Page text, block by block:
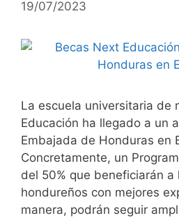
19/07/2023
La escuela universitaria de
Educación ha llegado a un
Embajada de Honduras en
Concretamente, un
del 50% que beneficiarán
hondureños con mejores
manera, podrán seguir